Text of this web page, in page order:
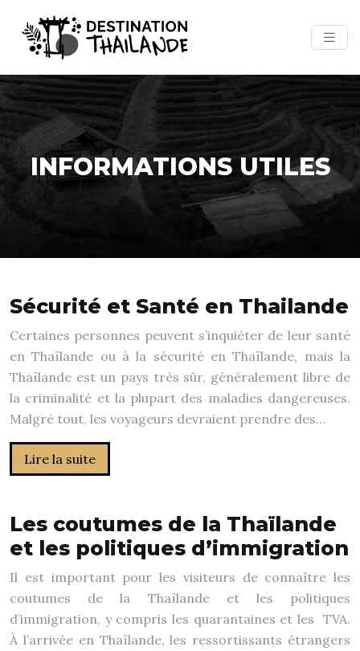
INFORMATIONS UTILES
Sécurité et Santé en Thailande
Certaines personnes peuvent s’inquiéter de leur santé
en Thaïlande ou à la sécurité en Thaïlande, mais la
Thaïlande est un pays très sûr, généralement libre de
la criminalité et la plupart des maladies dangereuses.
Malgré tout, les voyageurs devraient prendre des…
Lire la suite
Les coutumes de la Thaïlande
et les politiques d’immigration
Il est important pour les visiteurs de connaître les
coutumes de la Thaïlande et les politiques
d’immigration, y compris les quarantaines et les TVA.
À l’arrivée en Thaïlande, les ressortissants étrangers